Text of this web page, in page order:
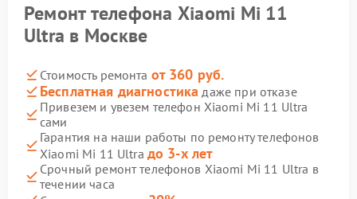
Ремонт телефона Xiaomi Mi 11
Ultra в Москве
Стоимость ремонта от 360 руб.
Бесплатная диагностика даже при отказе
Привезем и увезем телефон Xiaomi Mi 11 Ultra
сами
Гарантия на наши работы по ремонту телефонов
Xiaomi Mi 11 Ultra до 3-х лет
Срочный ремонт телефонов Xiaomi Mi 11 Ultra в
течении часа